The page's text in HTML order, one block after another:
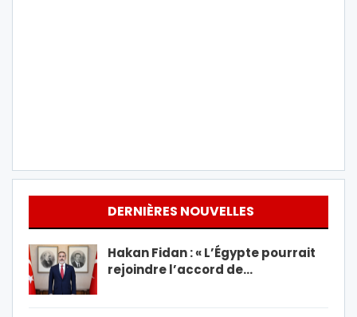
DERNIÈRES NOUVELLES
Hakan Fidan : « L’Égypte pourrait
rejoindre l’accord de…